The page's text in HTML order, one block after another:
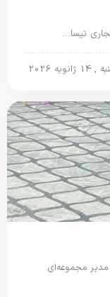
تیسا…
2026
مدیر مجموعه‌ای